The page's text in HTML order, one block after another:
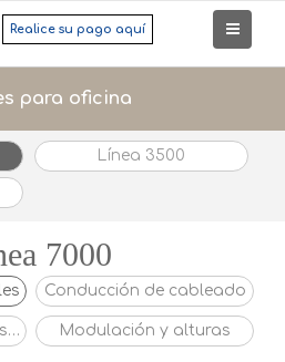
Realice su pago aquí
para oficina
Línea 3500
7000
Conducción de cableado
Estructura general y ensamble Modulación y alturas